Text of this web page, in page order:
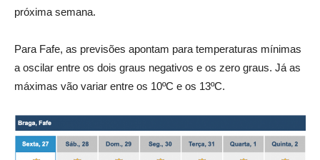
próxima semana.
Para Fafe, as previsões apontam para temperaturas mínimas
a oscilar entre os dois graus negativos e os zero graus. Já as
máximas vão variar entre os 10ºC e os 13ºC.